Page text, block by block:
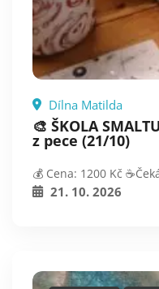
Dílna Matilda
🎨 ŠKOLA
z pece (21/10)
💰 Cena: 1200 Kč
21. 10. 2026